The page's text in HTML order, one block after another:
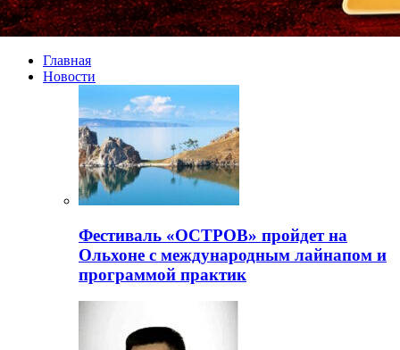
Главная
Новости
Фестиваль «ОСТРОВ» пройдет на
Ольхоне с международным лайнапом и
программой практик